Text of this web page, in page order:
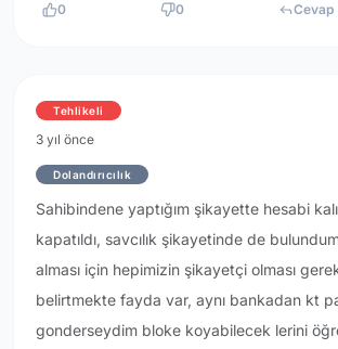
0 0 Cevap
Tehlikeli
3 yıl önce
Dolandırıcılık
Sahibindene yaptığım şikayette hesabi
kapatıldı, savcılık şikayetinde de
alması için hepimizin şikayetçi olması
belirtmekte fayda var, aynı bankadan kt
gonderseydim bloke koyabilecek lerini